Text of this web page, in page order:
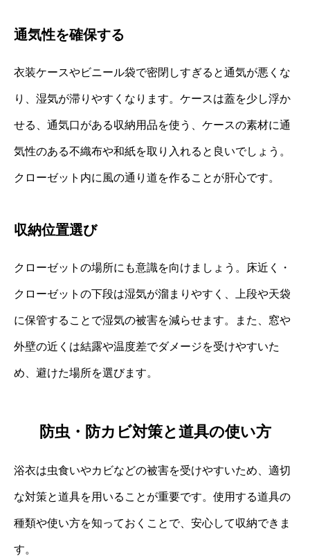
通気性を確保する
衣装ケースやビニール袋で密閉しすぎると通気が悪くな
り、湿気が滞りやすくなります。ケースは蓋を少し浮か
せる、通気口がある収納用品を使う、ケースの素材に通
気性のある不織布や和紙を取り入れると良いでしょう。
クローゼット内に風の通り道を作ることが肝心です。
収納位置選び
クローゼットの場所にも意識を向けましょう。床近く・
クローゼットの下段は湿気が溜まりやすく、上段や天袋
に保管することで湿気の被害を減らせます。また、窓や
外壁の近くは結露や温度差でダメージを受けやすいた
め、避けた場所を選びます。
防虫・防カビ対策と道具の使い方
浴衣は虫食いやカビなどの被害を受けやすいため、適切
な対策と道具を用いることが重要です。使用する道具の
種類や使い方を知っておくことで、安心して収納できま
す。